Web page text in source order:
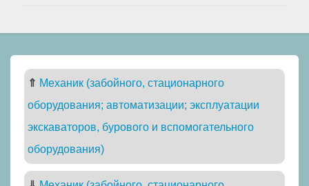
⇑ Механик (забойного, стационарного
оборудования; автоматизации; эксплуатации
экскаваторов, бурового и вспомогательного
оборудования)